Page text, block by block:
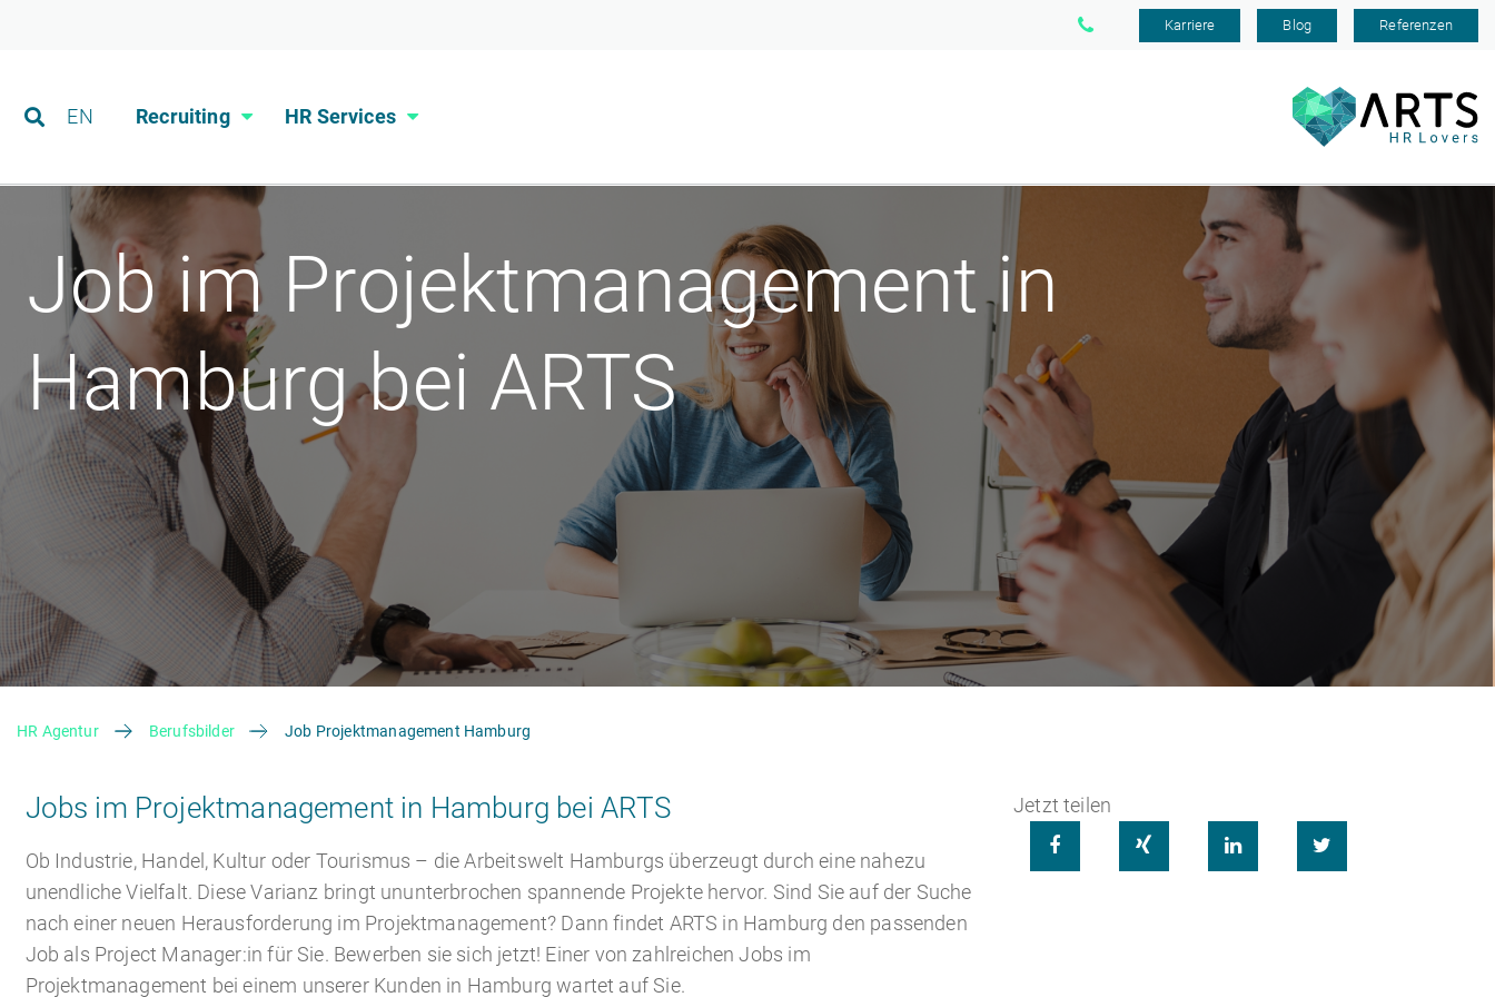
Karriere Blog Referenzen
EN Recruiting HR Services
Job im Projektmanagement in
Hamburg bei ARTS
HR Agentur Berufsbilder Job Projektmanagement Hamburg
Jobs im Projektmanagement in Hamburg bei ARTS
Ob Industrie, Handel, Kultur oder Tourismus – die Arbeitswelt Hamburgs überzeugt durch eine nahezu
unendliche Vielfalt. Diese Varianz bringt ununterbrochen spannende Projekte hervor. Sind Sie auf der Suche
nach einer neuen Herausforderung im Projektmanagement? Dann findet ARTS in Hamburg den passenden
Job als Project Manager:in für Sie. Bewerben sie sich jetzt! Einer von zahlreichen Jobs im
Projektmanagement bei einem unserer Kunden in Hamburg wartet auf Sie.
Jetzt teilen
   